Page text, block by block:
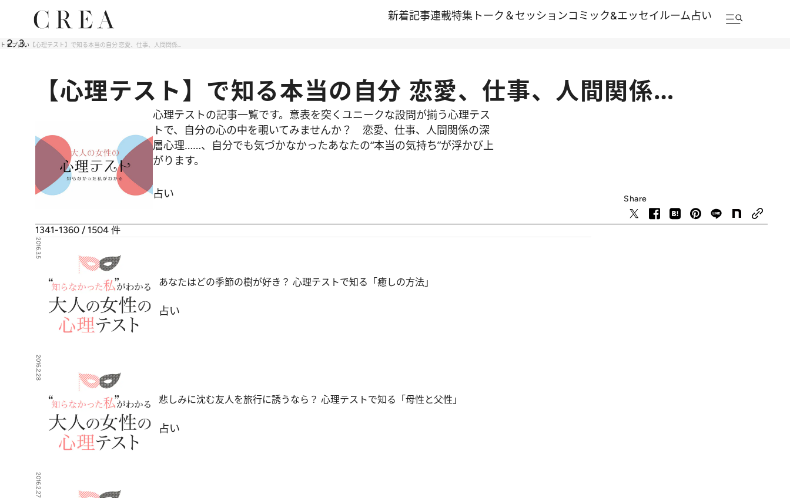
新着記事連載特集 トーク＆セッションコミック&エッセイルーム占い
トップ占い 【心理テスト】で知る本当の自分 恋愛、仕事、人間関係…
【心理テスト】で知る本当の自分 恋愛、仕事、人間関係…
心理テストの記事一覧です。意表を突くユニークな設問が揃う心理テス
トで、自分の心の中を覗いてみませんか？ 恋愛、仕事、人間関係の深
層心理……、自分でも気づかなかったあなたの“本当の気持ち”が浮かび上
がります。
占い Share
1341-1360 / 1504 件
2016.3.5
あなたはどの季節の樹が好き？ 心理テストで知る「癒しの方法」
占い
2016.2.28
悲しみに沈む友人を旅行に誘うなら？ 心理テストで知る「母性と父性」
占い
2016.2.27